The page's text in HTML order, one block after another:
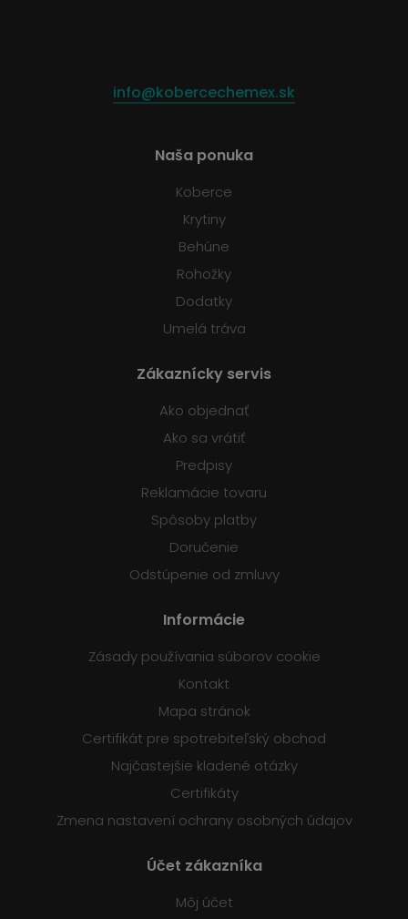
info@kobercechemex.sk
Naša ponuka
Koberce
Krytiny
Behúne
Rohožky
Dodatky
Umelá tráva
Zákaznícky servis
Ako objednať
Ako sa vrátiť
Predpisy
Reklamácie tovaru
Spôsoby platby
Doručenie
Odstúpenie od zmluvy
Informácie
Zásady používania súborov cookie
Kontakt
Mapa stránok
Certifikát pre spotrebiteľský obchod
Najčastejšie kladené otázky
Certifikáty
Zmena nastavení ochrany osobných údajov
Účet zákazníka
Môj účet